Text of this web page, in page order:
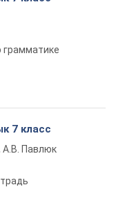
грамматике
7 класс
А.В. Павлюк